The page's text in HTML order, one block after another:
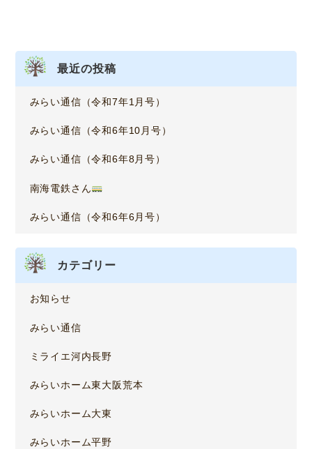
ー
シ
最近の投稿
みらい通信（令和7年1月号）
みらい通信（令和6年10月号）
みらい通信（令和6年8月号）
南海電鉄さん
みらい通信（令和6年6月号）
カテゴリー
お知らせ
みらい通信
ミライエ河内長野
みらいホーム東大阪荒本
みらいホーム大東
みらいホーム平野